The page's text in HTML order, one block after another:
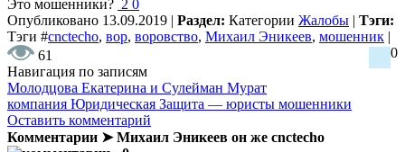
Это мошенники? 2 0
Опубликовано 13.09.2019 | Раздел: Категории Жалобы | Тэги:
Тэги #cnctecho, вор, воровство, Михаил Эникеев, мошенник |
61
0
Навигация по записям
Молодцова Екатерина и Сулейман Мурат
компания Юридическая Защита — юристы мошенники
Оставить комментарий
Комментарии ➤ Михаил Эникеев он же cnctecho